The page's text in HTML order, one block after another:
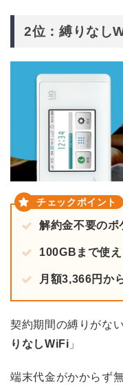
2位：縛りなし
解約金不要のポ
100GBまで使
月額3,366円か
契約期間の縛りがな
りなしWiFi 」
端末代金がかからず